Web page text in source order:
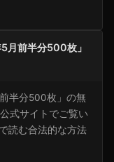
月前半分500枚」
半分500枚」の無
式サイトでご覧い
読む合法的な方法